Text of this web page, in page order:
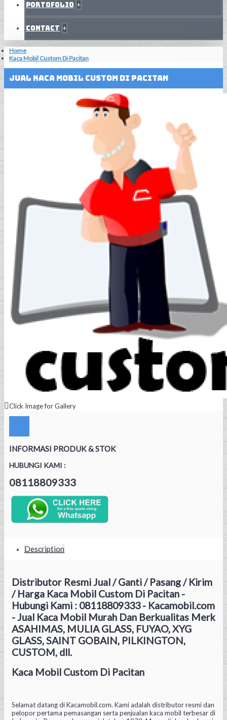
Portofolio +
Contact +
Home
Kaca Mobil Custom Di Pacitan
Jual Kaca Mobil Custom Di Pacitan
Click Image for Gallery
INFORMASI PRODUK & STOK
HUBUNGI KAMI :
08118809333
Description
Distributor Resmi Jual / Ganti / Pasang / Kirim
/ Harga Kaca Mobil Custom Di Pacitan -
Hubungi Kami : 08118809333 - Kacamobil.com
- Jual Kaca Mobil Murah Dan Berkualitas Merk
ASAHIMAS, MULIA GLASS, FUYAO, XYG
GLASS, SAINT GOBAIN, PILKINGTON,
CUSTOM, dll.
Kaca Mobil Custom Di Pacitan
Selamat datang di Kacamobil.com. Kami adalah distributor resmi dan
pelopor pertama pemasangan serta penjualan kaca mobil terbesar di